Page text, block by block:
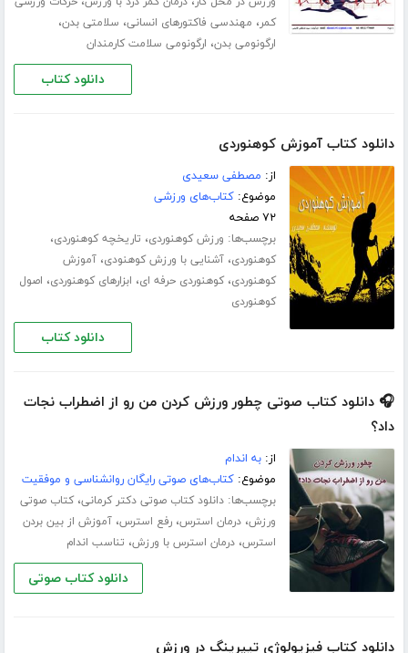
کمر، مهندسی فاکتورهای انسانی، سلامتی بدن،
ارگونومی بدن، ارگونومی سلامت کارمندان
دانلود کتاب
دانلود کتاب آموزش کوهنوردی
از: مصطفی سعیدی
موضوع:کتاب‌های ورزشی
۷۲ صفحه
برچسب‌ها: ورزش کوهنوردی، تاریخچه کوهنوردی،
کوهنوردی،آشنایی با ورزش کوهنودی،آموزش
کوهنوردی،کوهنوردی حرفه ای، ابزارهای کوهنوردی، اصول
کوهنوردی
دانلود کتاب
🎧 دانلود کتاب صوتی چطور ورزش کردن من رو از اضطراب نجات
داد؟
از:به اندام
موضوع:کتاب‌های صوتی رایگان روانشناسی و موفقیت
برچسب‌ها:دانلود کتاب صوتی دکتر کرمانی،کتاب صوتی
ورزش،درمان استرس،رفع استرس،آموزش از بین بردن
استرس،درمان استرس با ورزش، تناسب اندام
دانلود کتاب صوتی
دانلود کتاب فیزیولوژی تیپرینگ در ورزش